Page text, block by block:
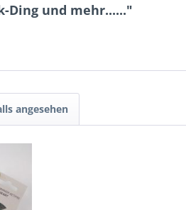
Ding und mehr......"
angesehen